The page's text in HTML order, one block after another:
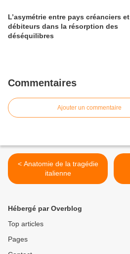
L’asymétrie entre pays créanciers et
débiteurs dans la résorption des
déséquilibres
Commentaires
Ajouter un commentaire
< Anatomie de la tragédie
italienne
Hébergé par Overblog
Top articles
Pages